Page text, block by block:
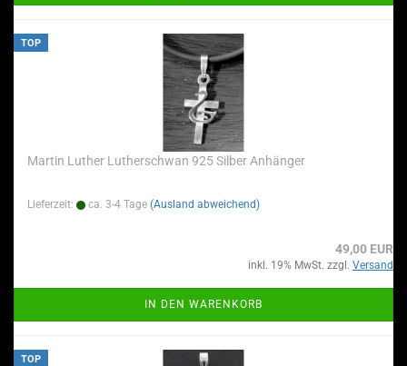
TOP
Martin Luther Lutherschwan 925 Silber Anhänger
Lieferzeit: ca. 3-4 Tage (Ausland abweichend)
49,00 EUR
inkl. 19% MwSt. zzgl. Versand
IN DEN WARENKORB
TOP